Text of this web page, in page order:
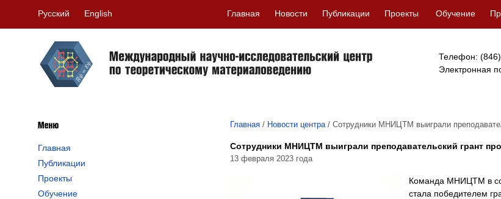
Русский English Главная Новости Публикации Проекты Обучение
Телефон:
Электронная
Главная
Публикации
Проекты
Обучение
Главная / Новости центра / Сотрудники МНИЦТМ выиграли
Сотрудники МНИЦТМ выиграли преподавательский грант
13 февраля 2023 года
Команда МНИЦТМ в
стала победителем